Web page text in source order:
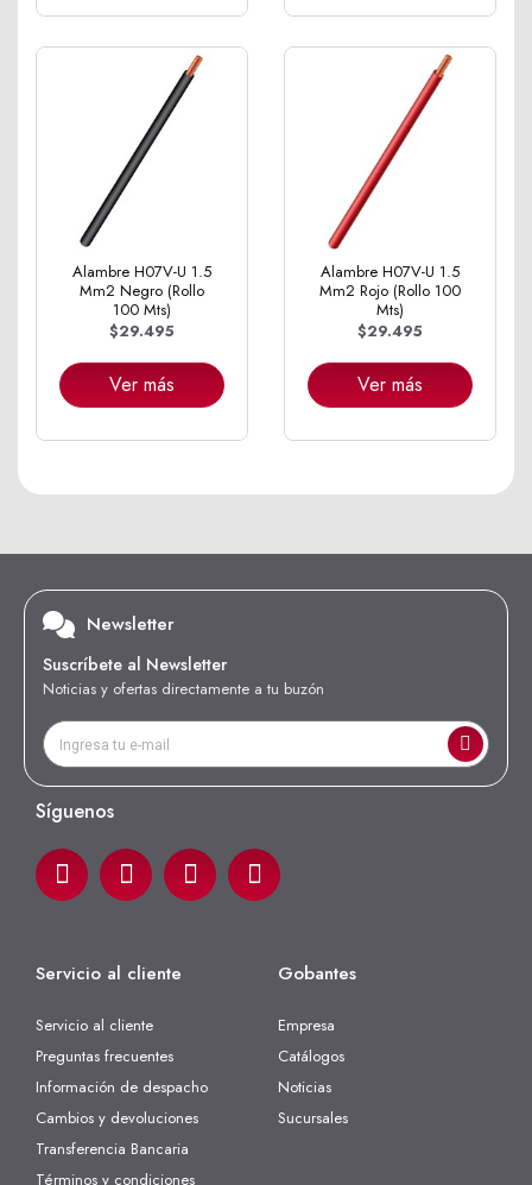
Alambre H07V-U 1.5
Mm2 Negro (Rollo
100 Mts)
$29.495
Ver más
Alambre H07V-U 1.5
Mm2 Rojo (Rollo 100
Mts)
$29.495
Ver más
Newsletter
Suscríbete al Newsletter
Noticias y ofertas directamente a tu buzón
Síguenos
Servicio al cliente
Servicio al cliente
Preguntas frecuentes
Información de despacho
Cambios y devoluciones
Transferencia Bancaria
Términos y condiciones
Gobantes
Empresa
Catálogos
Noticias
Sucursales